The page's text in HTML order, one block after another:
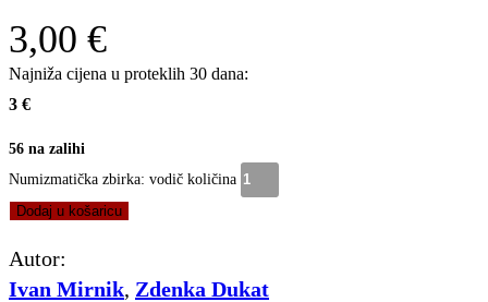
3,00 €
Najniža cijena u proteklih 30 dana:
3 €
56 na zalihi
Numizmatička zbirka: vodič količina
Dodaj u košaricu
Autor:
Ivan Mirnik, Zdenka Dukat